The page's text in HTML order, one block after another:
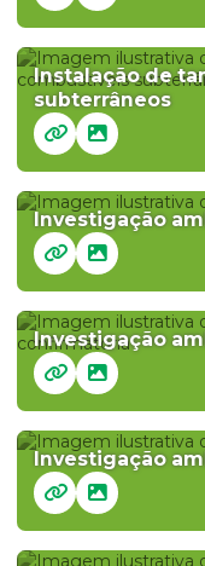
Instalação de
subterrâneos
Investigação
Investigação
Investigação